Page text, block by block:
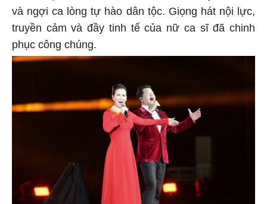
và ngợi ca lòng tự hào dân tộc. Giọng hát nội lực,
truyền cảm và đầy tinh tế của nữ ca sĩ đã chinh
phục công chúng.